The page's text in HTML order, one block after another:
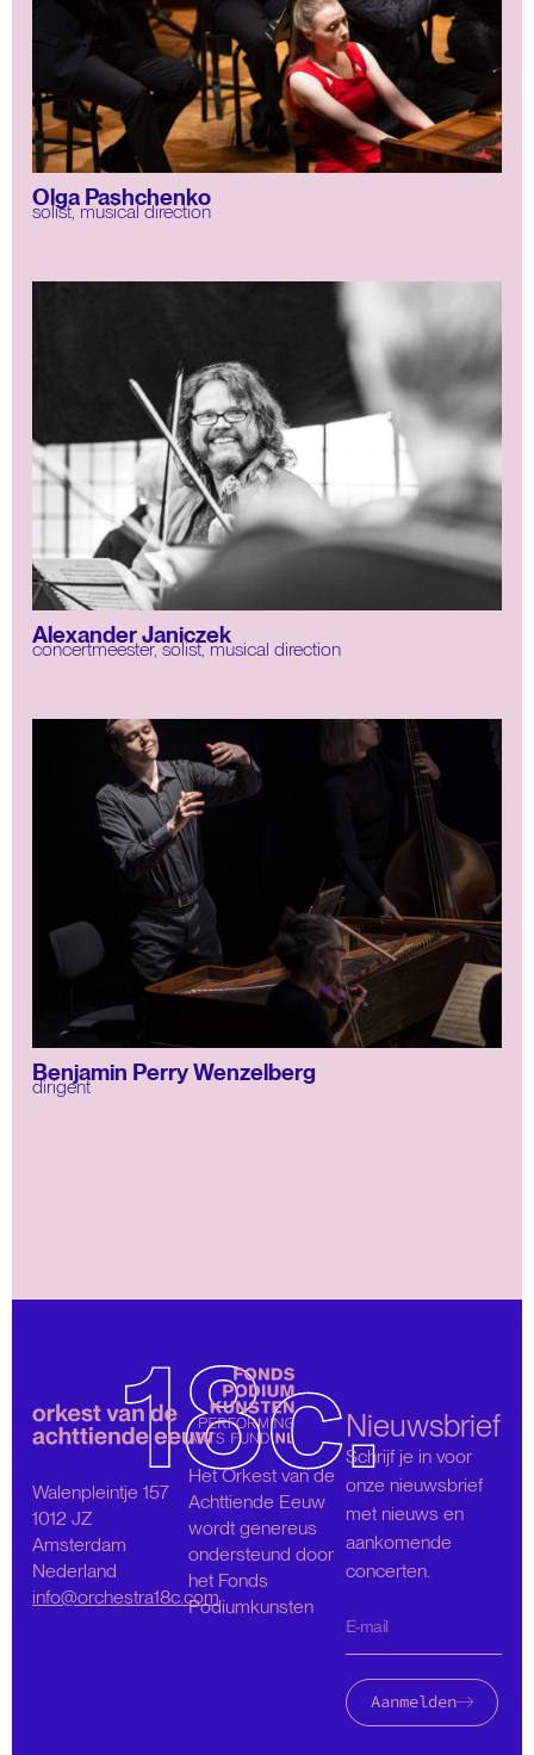
Olga Pashchenko
solist,musical direction
Alexander Janiczek
concertmeester,solist,musical direction
Benjamin Perry Wenzelberg
dirigent
Walenpleintje 157
1012 JZ
Amsterdam
Nederland
info@orchestra18c.com
Het Orkest van de
Achttiende Eeuw
wordt genereus
ondersteund door
het Fonds
Podiumkunsten
Nieuwsbrief
Schrijf je in voor
onze nieuwsbrief
met nieuws en
aankomende
concerten.
Aanmelden